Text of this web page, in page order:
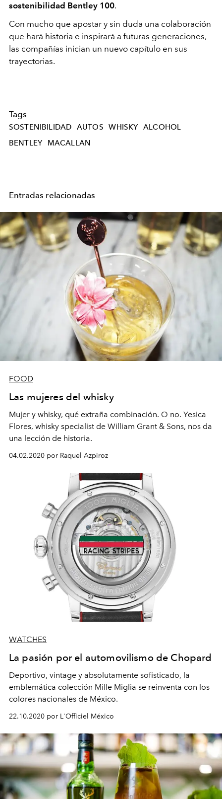
sostenibilidad Bentley 100.
Con mucho que apostar y sin duda una colaboración
que hará historia e inspirará a futuras generaciones,
las compañías inician un nuevo capítulo en sus
trayectorias.
Tags
SOSTENIBILIDAD AUTOS WHISKY ALCOHOL
BENTLEY
MACALLAN
Entradas relacionadas
FOOD
Las mujeres del whisky
Mujer y whisky, qué extraña combinación. O no. Yesica
Flores, whisky specialist de William Grant & Sons, nos da
una lección de historia.
04.02.2020 por Raquel Azpiroz
WATCHES
La pasión por el automovilismo de Chopard
Deportivo, vintage y absolutamente sofisticado, la
emblemática colección Mille Miglia se reinventa con los
colores nacionales de México.
22.10.2020 por L'Officiel México